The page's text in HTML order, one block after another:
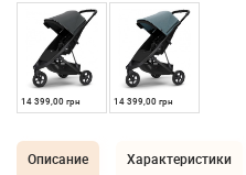
14 399,00 грн 14 399,00 грн
Описание Характеристики